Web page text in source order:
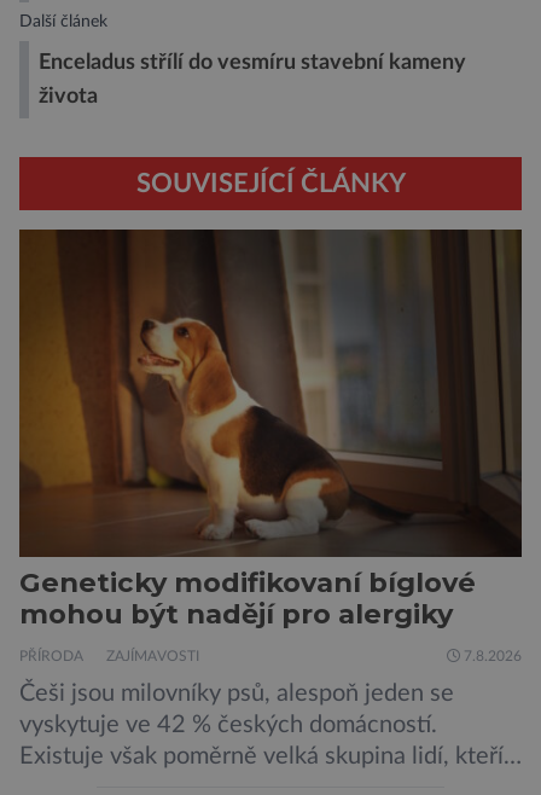
Další článek
Enceladus střílí do vesmíru stavební kameny
života
SOUVISEJÍCÍ ČLÁNKY
Geneticky modifikovaní bíglové
mohou být nadějí pro alergiky
PŘÍRODA ZAJÍMAVOSTI 7.8.2026
Češi jsou milovníky psů, alespoň jeden se
vyskytuje ve 42 % českých domácností.
Existuje však poměrně velká skupina lidí, kteří